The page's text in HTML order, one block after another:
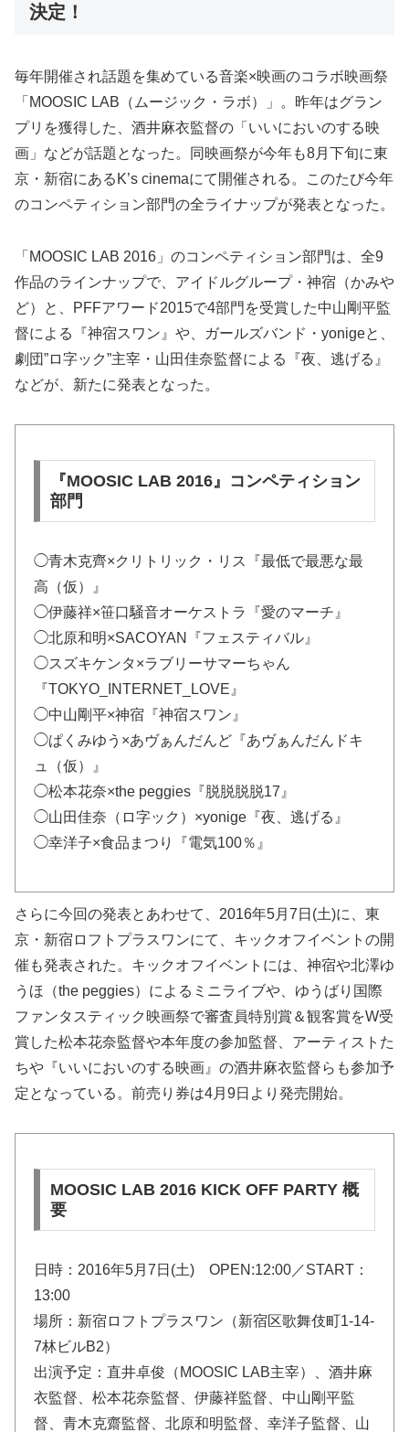
決定！
毎年開催され話題を集めている音楽×映画のコラボ映画祭
「MOOSIC LAB（ムージック・ラボ）」。昨年はグラン
プリを獲得した、酒井麻衣監督の「いいにおいのする映
画」などが話題となった。同映画祭が今年も8月下旬に東
京・新宿にあるK’s cinemaにて開催される。このたび今年
のコンペティション部門の全ライナップが発表となった。
「MOOSIC LAB 2016」のコンペティション部門は、全9
作品のラインナップで、アイドルグループ・神宿（かみや
ど）と、PFFアワード2015で4部門を受賞した中山剛平監
督による『神宿スワン』や、ガールズバンド・yonigeと、
劇団”ロ字ック”主宰・山田佳奈監督による『夜、逃げる』
などが、新たに発表となった。
『MOOSIC LAB 2016』コンペティション
部門
◯青木克齊×クリトリック・リス『最低で最悪な最
高（仮）』
◯伊藤祥×笹口騒音オーケストラ『愛のマーチ』
◯北原和明×SACOYAN『フェスティバル』
◯スズキケンタ×ラブリーサマーちゃん
『TOKYO_INTERNET_LOVE』
◯中山剛平×神宿『神宿スワン』
◯ぱくみゆう×あヴぁんだんど『あヴぁんだんドキ
ュ（仮）』
◯松本花奈×the peggies『脱脱脱脱17』
◯山田佳奈（ロ字ック）×yonige『夜、逃げる』
◯幸洋子×食品まつり『電気100％』
さらに今回の発表とあわせて、2016年5月7日(土)に、東
京・新宿ロフトプラスワンにて、キックオフイベントの開
催も発表された。キックオフイベントには、神宿や北澤ゆ
うほ（the peggies）によるミニライブや、ゆうばり国際
ファンタスティック映画祭で審査員特別賞＆観客賞をW受
賞した松本花奈監督や本年度の参加監督、アーティストた
ちや『いいにおいのする映画』の酒井麻衣監督らも参加予
定となっている。前売り券は4月9日より発売開始。
MOOSIC LAB 2016 KICK OFF PARTY 概
要
日時：2016年5月7日(土) OPEN:12:00／START：
13:00
場所：新宿ロフトプラスワン（新宿区歌舞伎町1-14-
7林ビルB2）
出演予定：直井卓俊（MOOSIC LAB主宰）、酒井麻
衣監督、松本花奈監督、伊藤祥監督、中山剛平監
督、青木克齋監督、北原和明監督、幸洋子監督、山